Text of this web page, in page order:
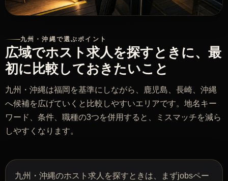
九州・沖縄で選ぶポイント
広域でホスト求人を探すときに、最
初に比較しておきたいこと
九州・沖縄は福岡を基準にしながら、鹿児島、長崎、沖縄
へ候補を広げていくと比較しやすいエリアです。地名キー
ワード、条件、職種の3つを併用すると、ミスマッチを減ら
しやすくなります。
九州・沖縄のホスト求人を探すときは、まずjobsペー